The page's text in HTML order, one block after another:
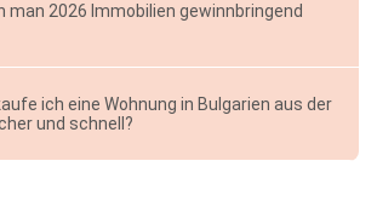
man 2026 Immobilien gewinnbringend
ich eine Wohnung in Bulgarien aus der
und schnell?